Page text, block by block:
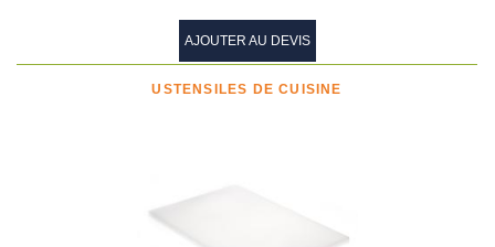
AJOUTER AU DEVIS
USTENSILES DE CUISINE